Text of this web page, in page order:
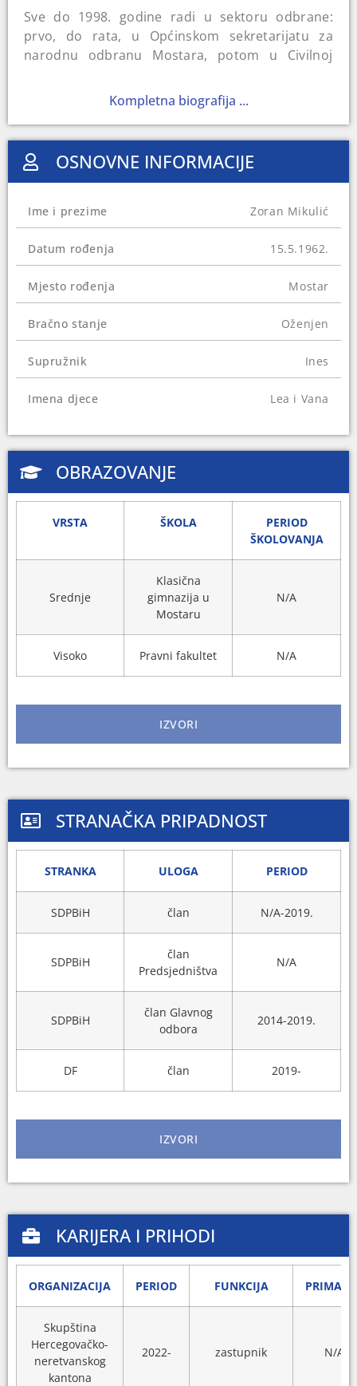
Sve do 1998. godine radi u sektoru odbrane:
prvo, do rata, u Općinskom sekretarijatu za
narodnu odbranu Mostara, potom u Civilnoj
u Ministarstvu odbrane. Nakon toga se zaposlio
u administraciji mostarske Općine Mostar-
Jugozapad te u Upravi Grada Mostara. Na
izborima 2010. godine kandidovao se za
Predstavnički dom Državnog parlamenta, ali ni
glasova za mandat poslanika. U međuvremenu,
2011. je imenovan za federalnog ministra pravde.
Bio je savjetnik člana Predsjedništva Željka
Komšića od 2019. godine, a za zastupnika u
Skupštini Hercegovačko-neretvanskog kantona je
izabran 2022. godine.
Kompletna biografija ...
OSNOVNE INFORMACIJE
Ime i prezime Zoran Mikulić
Datum rođenja 15.5.1962.
Mjesto rođenja Mostar
Bračno stanje Oženjen
Supružnik Ines
Imena djece Lea i Vana
OBRAZOVANJE
VRSTA ŠKOLA
PERIOD
ŠKOLOVANJA
Srednje
Klasična
gimnazija u
Mostaru
N/A
Visoko Pravni fakultet N/A
IZVORI
STRANAČKA PRIPADNOST
STRANKA ULOGA PERIOD
SDPBiH član N/A-2019.
SDPBiH
član
Predsjedništva
N/A
SDPBiH
član Glavnog
odbora
2014-2019.
DF član 2019-
IZVORI
KARIJERA I PRIHODI
ORGANIZACIJA PERIOD FUNKCIJA
Skupština
Hercegovačko-
neretvanskog
kantona
2022- zastupnik N/A